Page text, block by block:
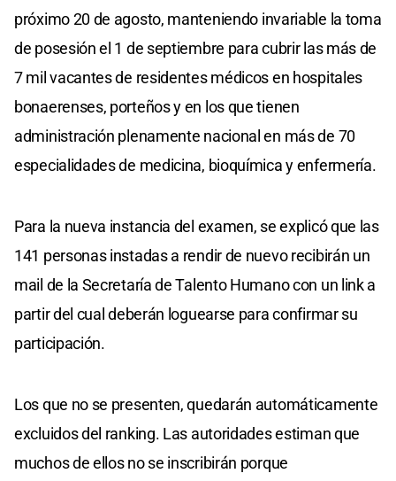
próximo 20 de agosto, manteniendo invariable la toma
de posesión el 1 de septiembre para cubrir las más de
7 mil vacantes de residentes médicos en hospitales
bonaerenses, porteños y en los que tienen
administración plenamente nacional en más de 70
especialidades de medicina, bioquímica y enfermería.
Para la nueva instancia del examen, se explicó que las
141 personas instadas a rendir de nuevo recibirán un
mail de la Secretaría de Talento Humano con un link a
partir del cual deberán loguearse para confirmar su
participación.
Los que no se presenten, quedarán automáticamente
excluidos del ranking. Las autoridades estiman que
muchos de ellos no se inscribirán porque